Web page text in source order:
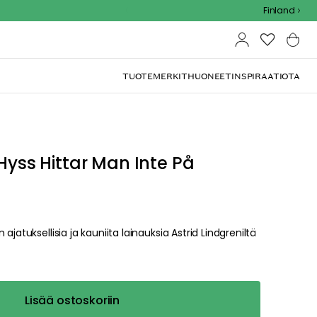
Outdoor Sale - 15% EXTRA alennus koodilla
Finland
TUOTEMERKITHUONEETINSPIRAATIOTA
Hittar Man Inte På
ajatuksellisia ja kauniita lainauksia Astrid Lindgreniltä
Lisää ostoskoriin